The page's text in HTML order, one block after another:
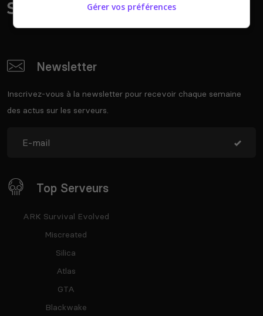
Newsletter
Inscrivez-vous à la newsletter pour recevoir chaque semaine
des actus sur les serveurs.
Top Serveurs
ARK Survival Evolved
Miscreated
Silica
Atlas
GTA
Blackwake
Gérer vos préférences